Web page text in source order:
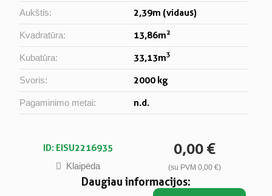
Aukštis: 2,39m (vidaus)
Kvadratūra: 13,86m2
Kubatūra: 33,13m3
Svoris: 2000 kg
Pagaminimo metai: n.d.
ID: EISU2216935
Klaipėda
0,00 €
(su PVM 0,00 €)
Daugiau informacijos: